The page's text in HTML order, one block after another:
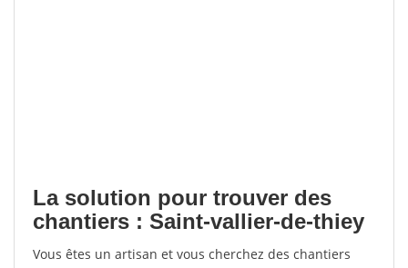
La solution pour trouver des
chantiers : Saint-vallier-de-thiey
Vous êtes un artisan et vous cherchez des chantiers